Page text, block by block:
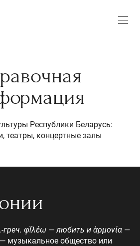
Республики Беларусь:
театры, концертные залы
греч. φῐλέω — любить и ἁρμονία —
музыкальное общество или